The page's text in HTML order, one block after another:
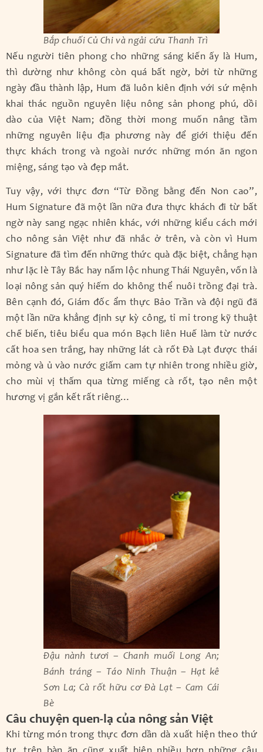
Bắp chuối Củ Chi và ngải cứu Thanh Trì
Nếu người tiên phong cho những sáng kiến ấy là Hum,
thì dường như không còn quá bất ngờ, bởi từ những
ngày đầu thành lập, Hum đã luôn kiên định với sứ mệnh
khai thác nguồn nguyên liệu nông sản phong phú, dồi
dào của Việt Nam; đồng thời mong muốn nâng tầm
những nguyên liệu địa phương này để giới thiệu đến
thực khách trong và ngoài nước những món ăn ngon
miệng, sáng tạo và đẹp mắt.
Tuy vậy, với thực đơn “Từ Đồng bằng đến Non cao”,
Hum Signature đã một lần nữa đưa thực khách đi từ bất
ngờ này sang ngạc nhiên khác, với những kiểu cách mới
cho nông sản Việt như đã nhắc ở trên, và còn vì Hum
Signature đã tìm đến những thức quà đặc biệt, chẳng hạn
như lặc lè Tây Bắc hay nấm lộc nhung Thái Nguyên, vốn là
loại nông sản quý hiếm do không thể nuôi trồng đại trà.
Bên cạnh đó, Giám đốc ẩm thực Bảo Trần và đội ngũ đã
một lần nữa khẳng định sự kỳ công, tỉ mỉ trong kỹ thuật
chế biến, tiêu biểu qua món Bạch liên Huế làm từ nước
cất hoa sen trắng, hay những lát cà rốt Đà Lạt được thái
mỏng và ủ vào nước giấm cam tự nhiên trong nhiều giờ,
cho mùi vị thấm qua từng miếng cà rốt, tạo nên một
hương vị gắn kết rất riêng…
Đậu nành tươi – Chanh muối Long An;
Bánh tráng – Táo Ninh Thuận – Hạt kê
Sơn La; Cà rốt hữu cơ Đà Lạt – Cam Cái
Bè
Câu chuyện quen-lạ của nông sản Việt
Khi từng món trong thực đơn dần dà xuất hiện theo thứ